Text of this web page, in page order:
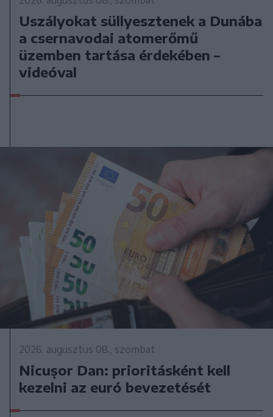
Uszályokat süllyesztenek a Dunába
a csernavodai atomerőmű
üzemben tartása érdekében –
videóval
2026. augusztus 08., szombat
Nicușor Dan: prioritásként kell
kezelni az euró bevezetését